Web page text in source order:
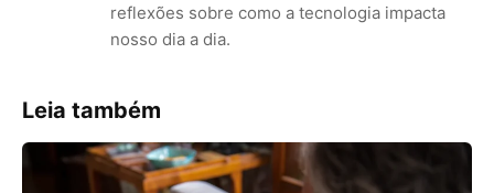
reflexões sobre como a tecnologia impacta
nosso dia a dia.
Leia também